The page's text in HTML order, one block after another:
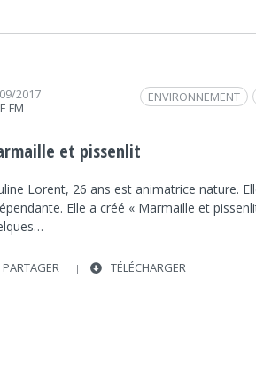
2017
FM
ENVIRONNEMENT
et pissenlit
Lorent, 26 ans est animatrice nature.
Elle a créé « Marmaille et
PARTAGER TÉLÉCHARGER